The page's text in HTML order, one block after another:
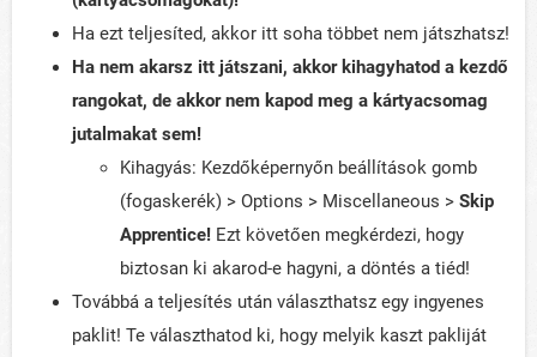
Ha ezt teljesíted, akkor itt soha többet nem játszhatsz!
Ha nem akarsz itt játszani, akkor kihagyhatod a kezdő
rangokat, de akkor nem kapod meg a kártyacsomag
jutalmakat sem!
Kihagyás: Kezdőképernyőn beállítások gomb
(fogaskerék) > Options > Miscellaneous > Skip
Apprentice! Ezt követően megkérdezi, hogy
biztosan ki akarod-e hagyni, a döntés a tiéd!
Továbbá a teljesítés után választhatsz egy ingyenes
paklit! Te választhatod ki, hogy melyik kaszt pakliját